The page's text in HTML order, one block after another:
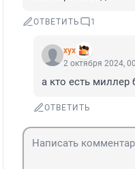
ОТВЕТИТЬ 1
хух
2 октября 2024,
а кто есть миллер
ОТВЕТИТЬ